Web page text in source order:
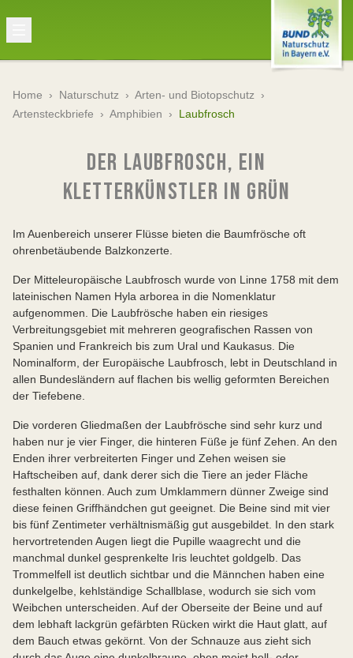
Home › Naturschutz › Arten- und Biotopschutz ›
Artensteckbriefe › Amphibien › Laubfrosch
DER LAUBFROSCH, EIN
KLETTERKÜNSTLER IN GRÜN
Im Auenbereich unserer Flüsse bieten die Baumfrösche oft
ohrenbetäubende Balzkonzerte.
Der Mitteleuropäische Laubfrosch wurde von Linne 1758 mit dem
lateinischen Namen Hyla arborea in die Nomenklatur
aufgenommen. Die Laubfrösche haben ein riesiges
Verbreitungsgebiet mit mehreren geografischen Rassen von
Spanien und Frankreich bis zum Ural und Kaukasus. Die
Nominalform, der Europäische Laubfrosch, lebt in Deutschland in
allen Bundesländern auf flachen bis wellig geformten Bereichen
der Tiefebene.
Die vorderen Gliedmaßen der Laubfrösche sind sehr kurz und
haben nur je vier Finger, die hinteren Füße je fünf Zehen. An den
Enden ihrer verbreiterten Finger und Zehen weisen sie
Haftscheiben auf, dank derer sich die Tiere an jeder Fläche
festhalten können. Auch zum Umklammern dünner Zweige sind
diese feinen Griffhändchen gut geeignet. Die Beine sind mit vier
bis fünf Zentimeter verhältnismäßig gut ausgebildet. In den stark
hervortretenden Augen liegt die Pupille waagrecht und die
manchmal dunkel gesprenkelte Iris leuchtet goldgelb. Das
Trommelfell ist deutlich sichtbar und die Männchen haben eine
dunkelgelbe, kehlständige Schallblase, wodurch sie sich vom
Weibchen unterscheiden. Auf der Oberseite der Beine und auf
dem lebhaft lackgrün gefärbten Rücken wirkt die Haut glatt, auf
dem Bauch etwas gekörnt. Von der Schnauze aus zieht sich